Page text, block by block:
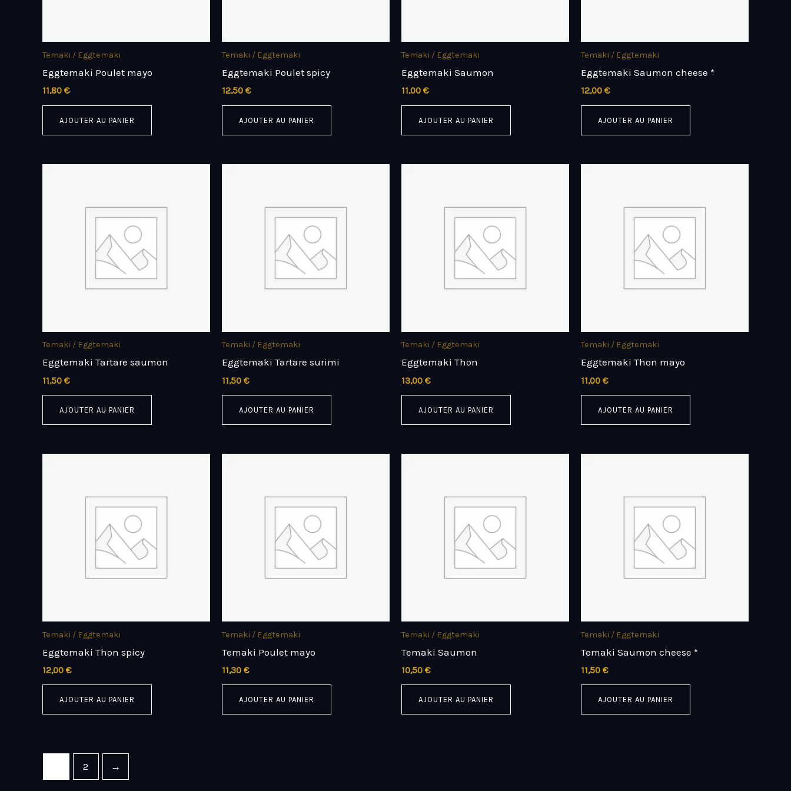
Temaki / Eggtemaki
Eggtemaki Poulet mayo
11,80 €
AJOUTER AU PANIER
Temaki / Eggtemaki
Eggtemaki Poulet spicy
12,50 €
AJOUTER AU PANIER
Temaki / Eggtemaki
Eggtemaki Saumon
11,00 €
AJOUTER AU PANIER
Temaki / Eggtemaki
Eggtemaki Saumon cheese *
12,00 €
AJOUTER AU PANIER
Temaki / Eggtemaki
Eggtemaki Tartare saumon
11,50 €
AJOUTER AU PANIER
Temaki / Eggtemaki
Eggtemaki Tartare surimi
11,50 €
AJOUTER AU PANIER
Temaki / Eggtemaki
Eggtemaki Thon
13,00 €
AJOUTER AU PANIER
Temaki / Eggtemaki
Eggtemaki Thon mayo
11,00 €
AJOUTER AU PANIER
Temaki / Eggtemaki
Eggtemaki Thon spicy
12,00 €
AJOUTER AU PANIER
Temaki / Eggtemaki
Temaki Poulet mayo
11,30 €
AJOUTER AU PANIER
Temaki / Eggtemaki
Temaki Saumon
10,50 €
AJOUTER AU PANIER
Temaki / Eggtemaki
Temaki Saumon cheese *
11,50 €
AJOUTER AU PANIER
2 →